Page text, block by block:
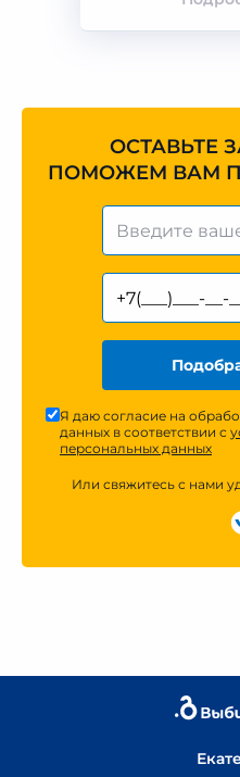
ОСТАВЬТЕ
ПОМОЖЕМ ВАМ
Я даю согласие на
данных в соответствии с
персональных данных
Или свяжитесь с нами